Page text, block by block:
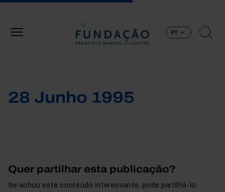
PT
28 Junho 1995
Quer partilhar esta publicação?
Se achou este conteúdo interessante, pode partilhá-lo